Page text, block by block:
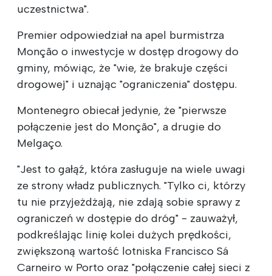
uczestnictwa".
Premier odpowiedział na apel burmistrza
Monção o inwestycje w dostęp drogowy do
gminy, mówiąc, że "wie, że brakuje części
drogowej" i uznając "ograniczenia" dostępu.
Montenegro obiecał jedynie, że "pierwsze
połączenie jest do Monção", a drugie do
Melgaço.
"Jest to gałąź, która zasługuje na wiele uwagi
ze strony władz publicznych. "Tylko ci, którzy
tu nie przyjeżdżają, nie zdają sobie sprawy z
ograniczeń w dostępie do dróg" - zauważył,
podkreślając linię kolei dużych prędkości,
zwiększoną wartość lotniska Francisco Sá
Carneiro w Porto oraz "połączenie całej sieci z